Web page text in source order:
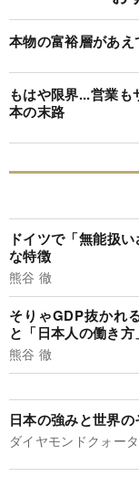
本物の富裕層があ
もはや限界...営業
本の末路
ドイツで「無能扱
な特徴
熊谷 徹
そりゃGDP抜かれ
と「日本人の働き
熊谷 徹
日本の強みと世界
ダイヤモンドクォー